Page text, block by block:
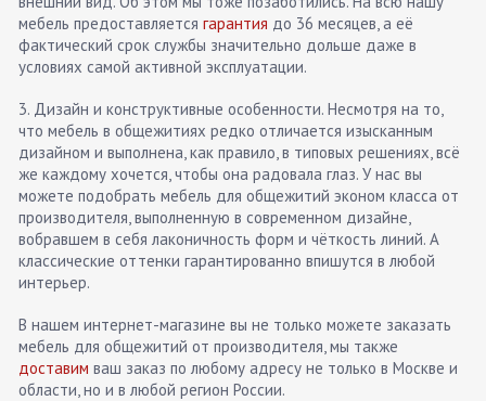
мебель предоставляется гарантия до 36 месяцев, а её
фактический срок службы значительно дольше даже в
условиях самой активной эксплуатации.
3. Дизайн и конструктивные особенности. Несмотря на то,
что мебель в общежитиях редко отличается изысканным
дизайном и выполнена, как правило, в типовых решениях, всё
же каждому хочется, чтобы она радовала глаз. У нас вы
можете подобрать мебель для общежитий эконом класса от
производителя, выполненную в современном дизайне,
вобравшем в себя лаконичность форм и чёткость линий. А
классические оттенки гарантированно впишутся в любой
интерьер.
В нашем интернет-магазине вы не только можете заказать
мебель для общежитий от производителя, мы также
доставим ваш заказ по любому адресу не только в Москве и
области, но и в любой регион России.